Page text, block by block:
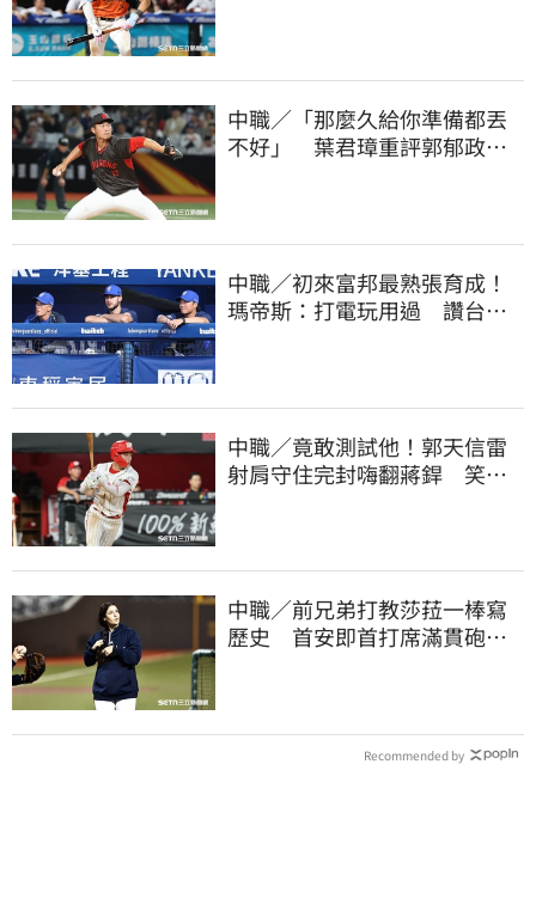
中職／「那麼久給你準備都丟
不好」 葉君璋重評郭郁政對
中職／初來富邦最熟張育成！
瑪帝斯：打電玩用過 讚台灣
中職／竟敢測試他！郭天信雷
射肩守住完封嗨翻蔣銲 笑談
中職／前兄弟打教莎菈一棒寫
歷史 首安即首打席滿貫砲！
Recommended by